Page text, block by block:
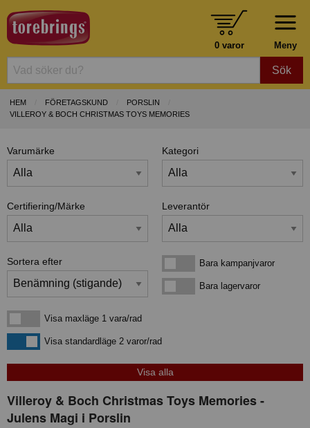
Meny
0 varor
Sök
HEM FÖRETAGSKUND
PORSLIN
VILLEROY & BOCH CHRISTMAS TOYS MEMORIES
Varumärke Kategori
Certifiering/Märke Leverantör
Sortera efter Bara kampanjvarorBara kampanjvaror
Bara lagervarorBara lagervaror
Visa maxläge 1 vara/rad
Visa maxläge 1 vara/rad
Visa standardlägeVisa standardläge 2 varor/rad
Villeroy & Boch Christmas Toys Memories -
Julens Magi i Porslin